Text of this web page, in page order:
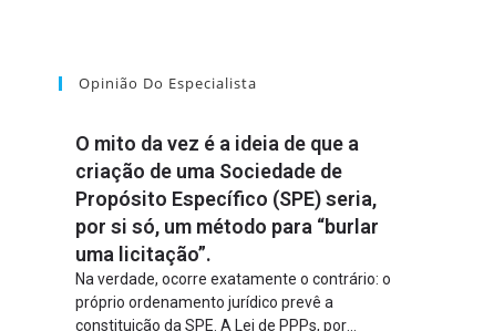
Opinião Do Especialista
O mito da vez é a ideia de que a
criação de uma Sociedade de
Propósito Específico (SPE) seria,
por si só, um método para “burlar
uma licitação”.
Na verdade, ocorre exatamente o contrário: o
próprio ordenamento jurídico prevê a
constituição da SPE. A Lei de PPPs, por